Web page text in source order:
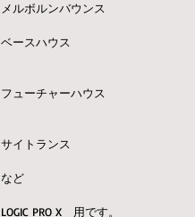
メルボルンバウンス
ベースハウス
フューチャーハウス
サイトランス
など
LOGIC PRO X　用です。